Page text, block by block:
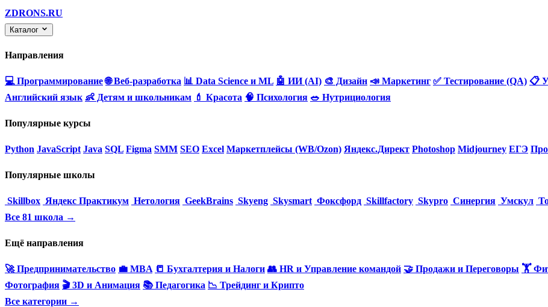
ZDRONS.RU
Каталог
Направления
💻 Программирование 🌐 Веб-разработка 📊 Data Science и ML 🤖 ИИ (AI) 🎨 Дизайн 📣 Маркетинг ✅ Тестирование (QA) 📋
Английский язык 👶 Детям и школьникам 💄 Красота 🧠 Психология 🥗 Нутрициология
Популярные курсы
Python JavaScript Java SQL Figma SMM SEO Excel Маркетплейсы (WB/Ozon) Яндекс.Директ Photoshop Midjourney ЕГЭ
Популярные школы
Skillbox Яндекс Практикум Нетология GeekBrains Skyeng Skysmart Фоксфорд Skillfactory Skypro Синергия Умскул
Все 81 школа →
Ещё направления
🚀 Предпринимательство 💼 MBA 📒 Бухгалтерия и Налоги 👥 HR и Управление командой 🤝 Продажи и Переговоры 🏋️
Фотография 🎬 3D и Анимация 📚 Педагогика 📉 Трейдинг и Крипто
Все категории →